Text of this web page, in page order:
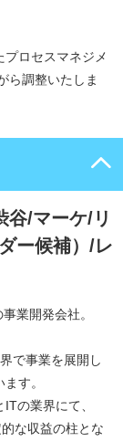
プロセスマネジメ
ら調整いたしま
谷/マーケ/リ
ー候補）/レ
業開発会社。
で事業を展開し
す。
の業界にて、
な収益の柱とな